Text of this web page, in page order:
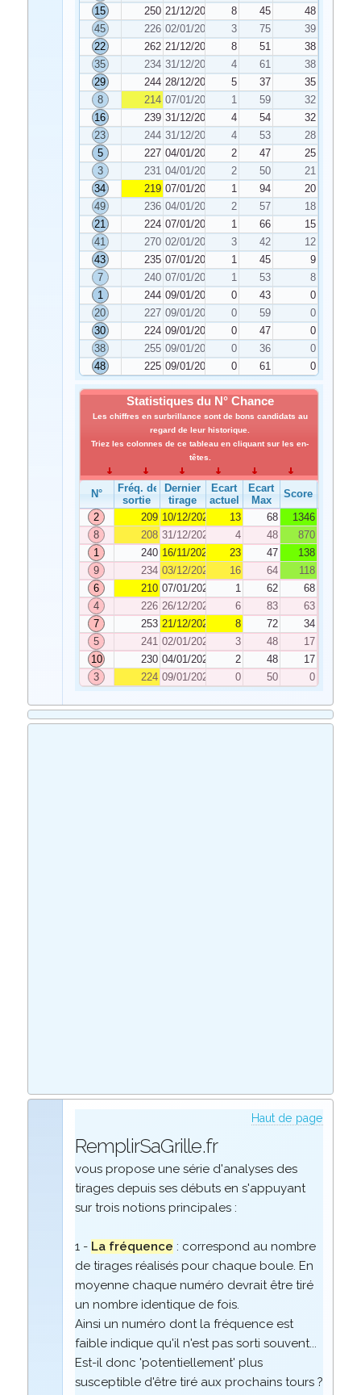
15
250 21/12/2022 8 45
48
45
226 02/01/2023 3 75
39
22
262 21/12/2022 8 51
38
35
234 31/12/2022 4 61
38
29
244 28/12/2022 5 37
35
8
214 07/01/2023 1 59
32
16
239 31/12/2022 4 54
32
23
244 31/12/2022 4 53
28
5
227 04/01/2023 2 47
25
3
231 04/01/2023 2 50
21
34
219 07/01/2023 1 94
20
49
236 04/01/2023 2 57
18
21
224 07/01/2023 1 66
15
41
270 02/01/2023 3 42
12
43
235 07/01/2023 1 45
9
7
240 07/01/2023 1 53
8
1
244 09/01/2023 0 43
0
20
227 09/01/2023 0 59
0
30
224 09/01/2023 0 47
0
38
255 09/01/2023 0 36
0
48
225 09/01/2023 0 61 0
Statistiques du N° Chance
Les chiffres en surbrillance sont de bons candidats au
regard de leur historique.
Triez les colonnes de ce tableau en cliquant sur les en-
têtes.
N°
Fréq. de
sortie
Dernier
tirage
Ecart
actuel
Ecart
Max
Score
2
209 10/12/2022 13 68
1346
8
208 31/12/2022 4 48
870
1
240 16/11/2022 23 47
138
9
234 03/12/2022 16 64
118
6
210 07/01/2023 1 62
68
4
226 26/12/2022 6 83
63
7
253 21/12/2022 8 72
34
5
241 02/01/2023 3 48
17
10
230 04/01/2023 2 48
17
3
224 09/01/2023 0 50 0
Haut de page
RemplirSaGrille.fr
vous propose une série d'analyses des
tirages depuis ses débuts en s'appuyant
sur trois notions principales :
1 - La fréquence : correspond au nombre
de tirages réalisés pour chaque boule. En
moyenne chaque numéro devrait être tiré
un nombre identique de fois.
Ainsi un numéro dont la fréquence est
faible indique qu'il n'est pas sorti souvent...
Est-il donc 'potentiellement' plus
susceptible d'être tiré aux prochains tours ?